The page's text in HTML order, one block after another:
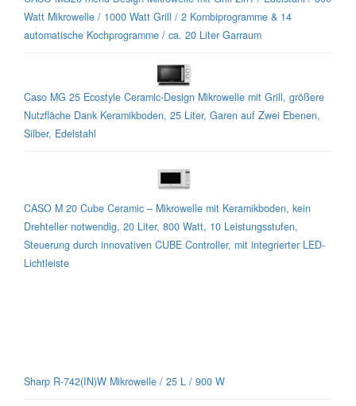
Watt Mikrowelle / 1000 Watt Grill / 2 Kombiprogramme & 14
automatische Kochprogramme / ca. 20 Liter Garraum
Caso MG 25 Ecostyle Ceramic-Design Mikrowelle mit Grill, größere
Nutzfläche Dank Keramikboden, 25 Liter, Garen auf Zwei Ebenen,
Silber, Edelstahl
CASO M 20 Cube Ceramic – Mikrowelle mit Keramikboden, kein
Drehteller notwendig, 20 Liter, 800 Watt, 10 Leistungsstufen,
Steuerung durch innovativen CUBE Controller, mit integrierter LED-
Lichtleiste
Sharp R-742(IN)W Mikrowelle / 25 L / 900 W